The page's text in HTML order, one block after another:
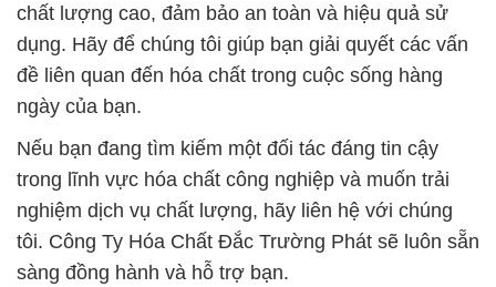
chất lượng cao, đảm bảo an toàn và hiệu quả sử
dụng. Hãy để chúng tôi giúp bạn giải quyết các vấn
đề liên quan đến hóa chất trong cuộc sống hàng
ngày của bạn.
Nếu bạn đang tìm kiếm một đối tác đáng tin cậy
trong lĩnh vực hóa chất công nghiệp và muốn trải
nghiệm dịch vụ chất lượng, hãy liên hệ với chúng
tôi. Công Ty Hóa Chất Đắc Trường Phát sẽ luôn sẵn
sàng đồng hành và hỗ trợ bạn.